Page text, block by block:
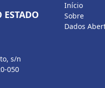
ESTADO
s/n
050
Início
Sobre
Dados